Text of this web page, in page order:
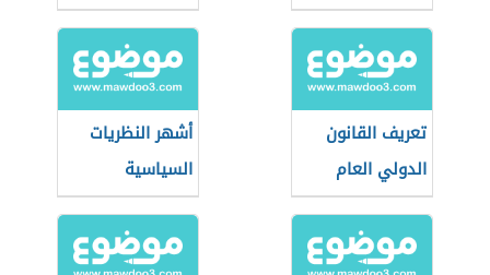
تعريف القانون
الدولي العام
أشهر النظريات
السياسية